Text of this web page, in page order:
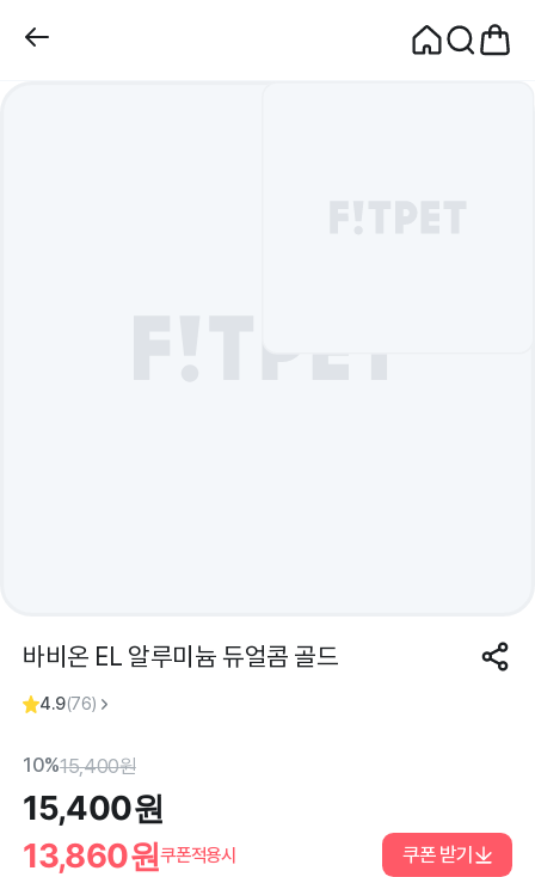
바비온 EL 알루미늄 듀얼콤 골드
4.9(76)
10%15,400원
15,400원
13,860원쿠폰적용시 쿠폰 받기